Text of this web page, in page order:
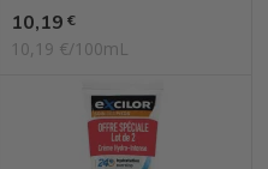
Prix
10,19 €
10,19 €/100mL